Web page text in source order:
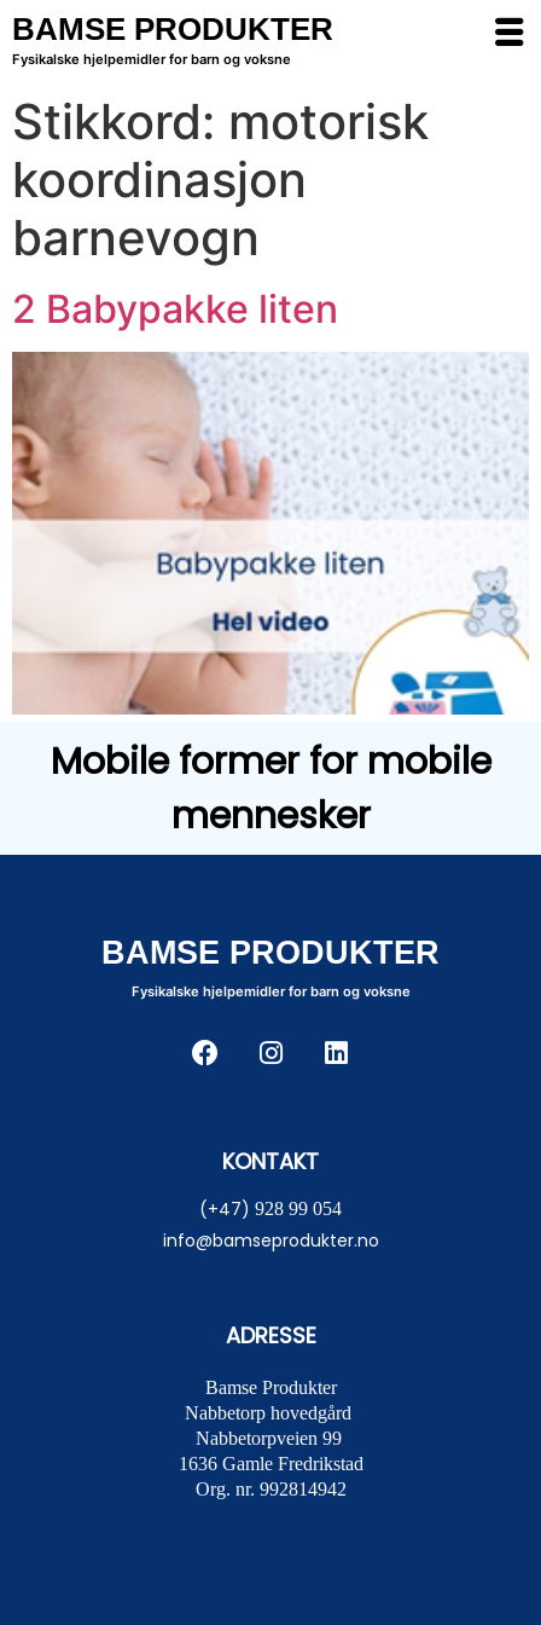
BAMSE PRODUKTER
Fysikalske hjelpemidler for barn og voksne
Stikkord: motorisk
koordinasjon
barnevogn
2 Babypakke liten
Mobile former for mobile
mennesker
BAMSE PRODUKTER
Fysikalske hjelpemidler for barn og voksne
KONTAKT
(+47) 928 99 054
info@bamseprodukter.no
ADRESSE
Bamse Produkter
Nabbetorp hovedgård
Nabbetorpveien 99
1636 Gamle Fredrikstad
Org. nr. 992814942